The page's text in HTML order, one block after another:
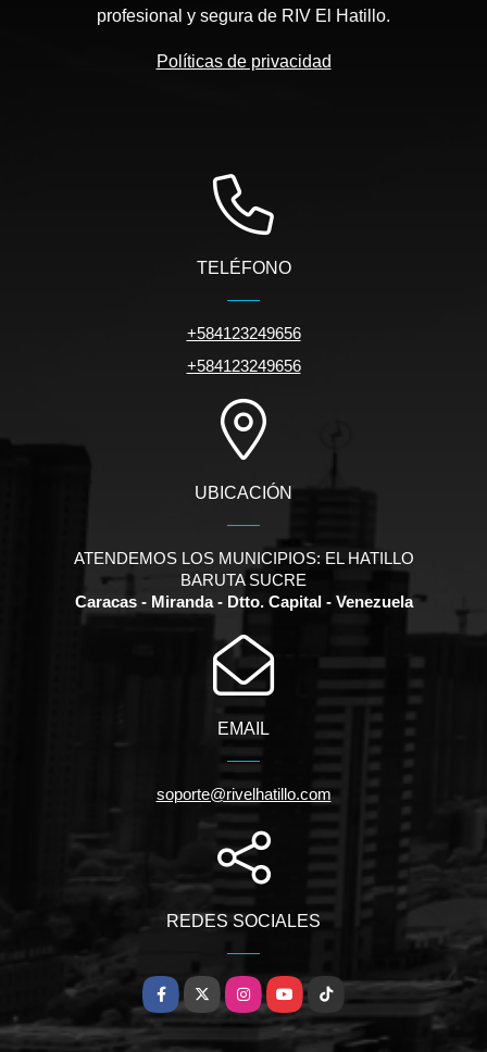
profesional y segura de RIV El Hatillo.
Políticas de privacidad
TELÉFONO
+584123249656
+584123249656
UBICACIÓN
ATENDEMOS LOS MUNICIPIOS: EL HATILLO
BARUTA SUCRE
Caracas - Miranda - Dtto. Capital - Venezuela
EMAIL
soporte@rivelhatillo.com
REDES SOCIALES
Facebook
X InstagramYouTubeTikTok